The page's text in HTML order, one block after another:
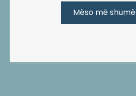
Mëso më shumë